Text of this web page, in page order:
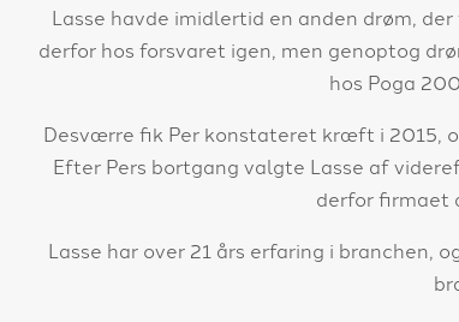
Lasse havde imidlertid en anden drøm,
derfor hos forsvaret igen, men genoptog
hos Poga
Desværre fik Per konstateret kræft i 2015,
Efter Pers bortgang valgte Lasse af
derfor firmaet
Lasse har over 21 års erfaring i branchen,